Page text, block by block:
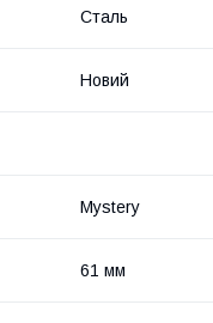
Сталь
Новий
Mystery
61 мм